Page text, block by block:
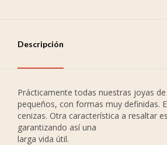
Descripción
Prácticamente todas nuestras joyas
pequeños, con formas muy definidas.
cenizas. Otra característica a resaltar
garantizando así una
larga vida útil.